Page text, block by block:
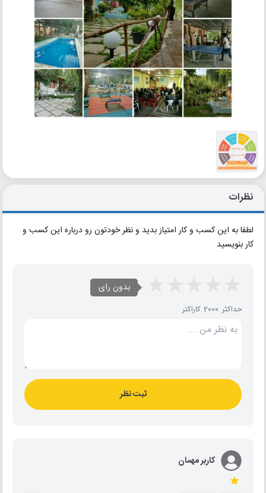
نظرات
لطفا به این کسب و کار امتیاز بدید و نظر خودتون رو درباره این کسب و
کار بنویسید
بدون رای
حداکثر 2000 کاراکتر
ثبت نظر
کاربر مهمان